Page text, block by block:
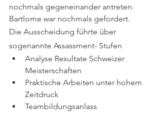
nochmals gegeneinander antreten.
Bartlome war nochmals gefordert.
Die Ausscheidung führte über
sogenannte Assassment- Stufen
Analyse Resultate Schweizer
Meisterschaften
Praktische Arbeiten unter hohem
Zeitdruck
Teambildungsanlass